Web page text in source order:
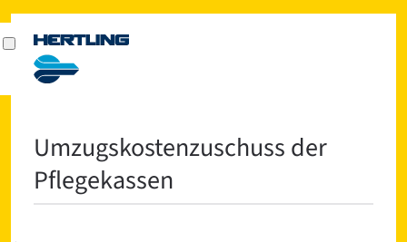
Umzugskostenzuschuss der
Pflegekassen